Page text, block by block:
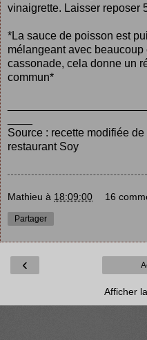
vinaigrette. Laisser reposer
*La sauce de poisson est
mélangeant avec
cassonade, cela donne un
commun*
Source : recette modifiée
restaurant Soy
Mathieu à 18:09:00 16
Partager
‹
Afficher